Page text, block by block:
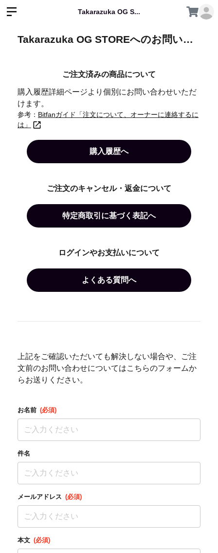
Takarazuka OG S...
Takarazuka OG STOREへのお問い合わせ
ご注文済みの商品について
購入履歴詳細ページより個別にお問い合わせいただ
けます。
参考： Bitfanガイド「注文について、オーナーに連絡するに
は」
購入履歴へ
ご注文のキャンセル・返金について
特定商取引に基づく表記へ
ログインやお支払いについて
よくある質問へ
上記をご確認いただいても解決しない場合や、ご注
文前のお問い合わせについてはこちらのフォームか
らお送りください。
お名前 (必須)
件名
メールアドレス (必須)
本文 (必須)